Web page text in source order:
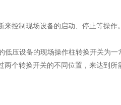
控制现场设备的启动、停止等操作。
压设备的现场操作柱转换开关为一
个转换开关的不同位置，来达到所